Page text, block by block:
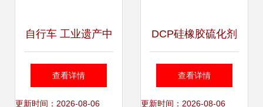
自行车 工业遗产中
的轻盈身影——以
哈尔滨华德液压气
查看详情
更新时间：2026-08-06
DCP硅橡胶硫化剂
市场价格走势与优
质厂家推荐｜世界
查看详情
更新时间：2026-08-06